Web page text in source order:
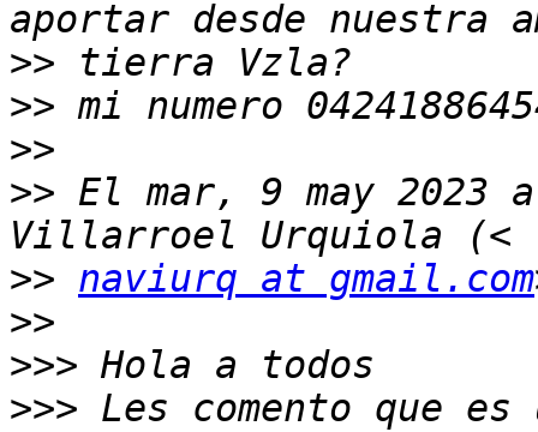
>>
>>
>>
>> El mar, 9 may 2023
>> naviurq at gmail.com
>>
>>>
>>> Les comento que